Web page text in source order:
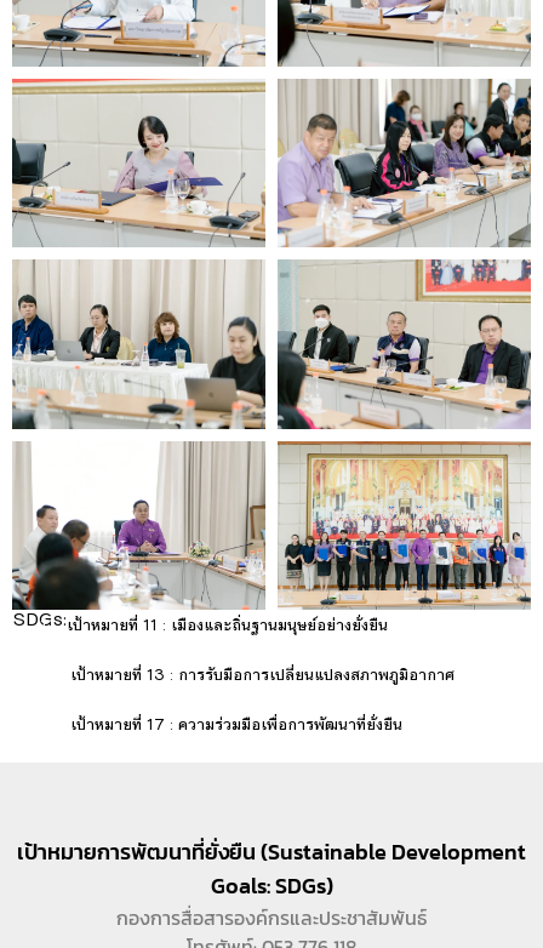
SDGs:
11 เป้าหมายที่ 11 : เมืองและถิ่นฐานมนุษย์อย่างยั่งยืน
เป้าหมายที่ 13 : การรับมือการเปลี่ยนแปลงสภาพภูมิอากาศ
เป้าหมายที่ 17 : ความร่วมมือเพื่อการพัฒนาที่ยั่งยืน
เป้าหมายการพัฒนาที่ยั่งยืน (Sustainable Development
Goals: SDGs)
กองการสื่อสารองค์กรและประชาสัมพันธ์